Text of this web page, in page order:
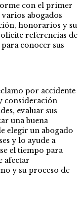
con el primer
abogados
honorarios y su
referencias de
conocer sus
por accidente
consideración
evaluar sus
una buena
elegir un abogado
y lo ayude a
el tiempo para
afectar
y su proceso de